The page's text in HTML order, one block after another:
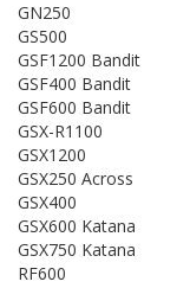
GN250
GS500
GSF1200 Bandit
GSF400 Bandit
GSF600 Bandit
GSX-R1100
GSX1200
GSX250 Across
GSX400
GSX600 Katana
GSX750 Katana
RF600